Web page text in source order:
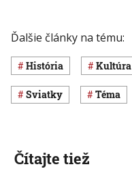
Ďalšie články na tému:
história Kultúra
sviatky téma
Čítajte tiež